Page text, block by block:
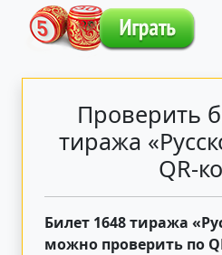
Проверить
тиража
QR-
Билет 1648 тиража
можно проверить по